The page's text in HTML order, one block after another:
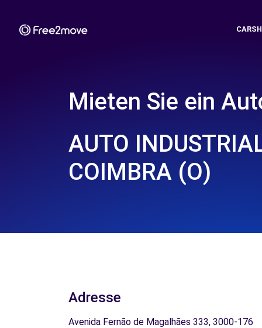
Mieten Sie ein
AUTO
COIMBRA (O)
Adresse
Avenida Fernão de Magalhães 333, 3000-176